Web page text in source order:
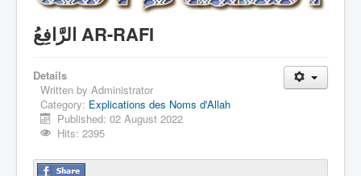
中国人
Español
Tagalog
English
Português
الرَّافِعُ AR-RAFI
Details
Written by Administrator
Category: Explications des Noms d'Allah
Published: 02 August 2022
Hits: 2395